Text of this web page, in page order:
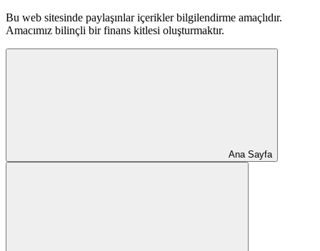
Bu web sitesinde paylaşınlar içerikler bilgilendirme amaçlıdır.
Amacımız bilinçli bir finans kitlesi oluşturmaktır.
Ana Sayfa